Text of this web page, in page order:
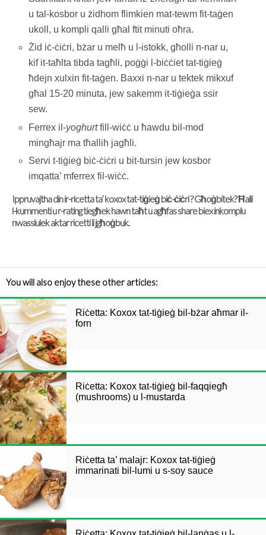
u tal-kosbor u żidhom flimkien mat-tewm fit-taġen
ukoll, u kompli qalli għal ftit minuti oħra.
Żid iċ-ċiċri, bżar u melħ u l-istokk, għolli n-nar u,
kif it-taħlta tibda tagħli, poġġi l-biċċiet tat-tiġieġ
ħdejn xulxin fit-taġen. Baxxi n-nar u tektek mikxuf
għal 15-20 minuta, jew sakemm it-tiġieġa ssir
sew.
Ferrex il-yoghurtfill-wiċċ u ħawdu bil-mod
mingħajr ma tħallih jagħli.
Servi t-tiġieġ biċ-ċiċri u bit-tursin jew kosbor
imqatta’ mferrex fil-wiċċ.
Ippruvajtha din ir-ricetta ta’ koxox tat-tiġieġ biċ-ċiċri ? Għoġbitek? Ħalli
l-kummenti u r-rating tiegħek hawn taħt u agħfas share biex inkomplu
nwasslulek aktar ricetti li jgħoġbuk.
You will also enjoy these other articles:
Riċetta: Koxox tat-tiġieġ bil-bżar aħmar il-
forn
Riċetta: Koxox tat-tiġieġ bil-faqqiegħ
(mushrooms) u l-mustarda
Riċetta ta’ malajr: Koxox tat-tiġieġ
immarinati bil-lumi u s-soy sauce